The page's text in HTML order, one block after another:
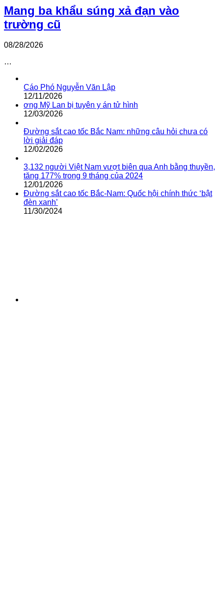
Mang ba khẩu súng xả đạn vào
trường cũ
08/28/2026
…
Cáo Phó Nguyễn Văn Lập
12/11/2026
ơng Mỹ Lan bị tuyên y án tử hình
12/03/2026
Đường sắt cao tốc Bắc Nam: những câu hỏi chưa có
lời giải đáp
12/02/2026
3,132 người Việt Nam vượt biên qua Anh bằng thuyền,
tăng 177% trong 9 tháng của 2024
12/01/2026
Đường sắt cao tốc Bắc-Nam: Quốc hội chính thức ‘bật
đèn xanh’
11/30/2024